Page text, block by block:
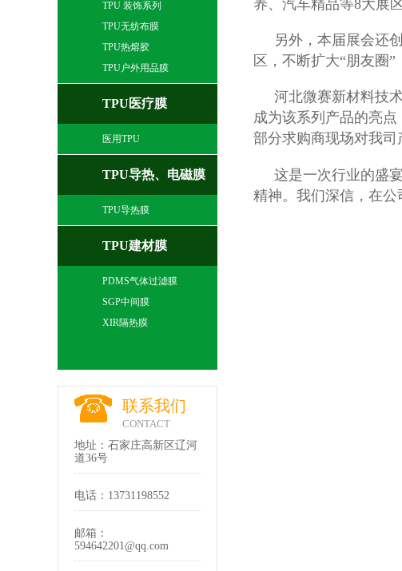
TPU 装饰系列
TPU无纺布膜
TPU热熔胶
TPU户外用品膜
TPU医疗膜
医用TPU
TPU导热、电磁膜
TPU导热膜
TPU建材膜
PDMS气体过滤膜
SGP中间膜
XIR隔热膜
联系我们
CONTACT
地址：石家庄高新区辽河
道36号
电话：13731198552
邮箱：
594642201@qq.com
养、汽车精品等8大展
另外，本届展会还
区，不断扩大“朋友圈”
河北微赛新材料技
成为该系列产品的亮
部分求购商现场对我司
这是一次行业的盛
精神。我们深信，在公